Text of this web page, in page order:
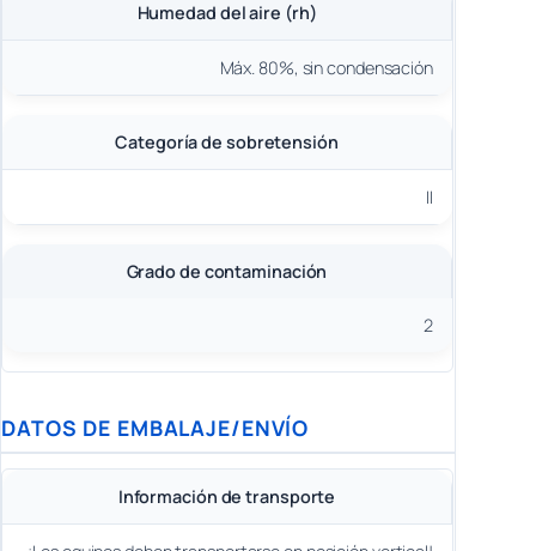
Humedad del aire (rh)
Máx. 80%, sin condensación
Categoría de sobretensión
II
Grado de contaminación
2
DATOS DE EMBALAJE/ENVÍO
Información de transporte